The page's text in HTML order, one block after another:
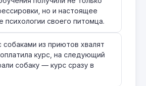
но и настоящее
психологии своего питомца.
собаками из приютов хвалят
курс, на следующий
собаку — курс сразу в